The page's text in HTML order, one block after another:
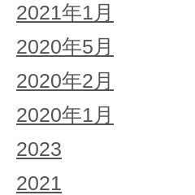
2021年1月
2020年5月
2020年2月
2020年1月
2023
2021